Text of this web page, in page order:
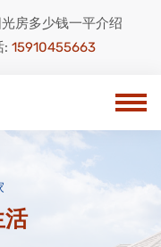
房多少钱一平介绍
: 15910455663
活